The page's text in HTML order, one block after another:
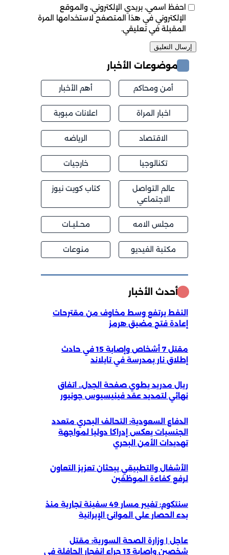
احفظ اسمي، بريدي الإلكتروني، والموقع
الإلكتروني في هذا المتصفح لاستخدامها المرة
المقبلة في تعليقي.
موضوعات الأخبار
أمن ومحاكم أهم الأخبار
اخبار المراة اعلانات مبوبة
الاقتصاد الرياضه
تكنالوجيا خارجيات
عالم التواصل
الاجتماعي
كتاب كويت نيوز
مجلس الامه محــليــات
مكتبة الفيديو منوعات
أحدث الأخبار
النفط يرتفع وسط مخاوف من مقترحات
إعادة فتح مضيق هرمز
مقتل 7 أشخاص وإصابة 15 في حادث
إطلاق نار بمدرسة في تايلاند
ريال مدريد يطوي صفحة الجدل.. اتفاق
نهائي لتمديد عقد فينيسيوس جونيور
الدفاع السعودية: التحالف البحري متعدد
الجنسيات يعكس إدراكا دوليا لمواجهة
تهديدات الأمن البحري
الأشغال والتطبيقي يبحثان تعزيز التعاون
لرفع كفاءة الموظفين
سنتكوم: تغيير مسار 49 سفينة تجارية منذ
بدء الحصار على الموانئ الإيرانية
عاجل | وزارة الصحة السورية: مقتل
شخصين وإصابة 13 جراء انفجار الحافلة في